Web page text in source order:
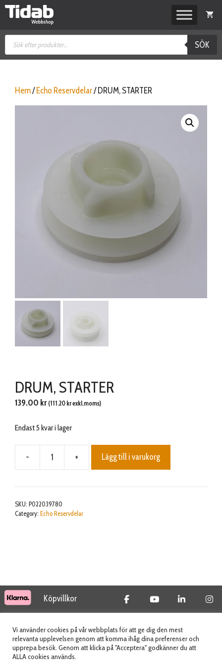
Hoppa
Produktsökning
SÖK
Hem/ Echo Reservdelar/ DRUM, STARTER
DRUM, STARTER
139.00 kr (111.20 krexkl.moms)
Endast 5 kvar i lager
-
DRUM,
mängd
+ Lägg till i varukorg
SKU: P022039780
Category: Echo Reservdelar
Köpvillkor
© 2026 Tidab AB - All Rights Reserved
Vi använder cookies på vår webbplats för att ge dig den mest
relevanta upplevelsen genom att komma ihåg dina preferenser och
upprepa besök. Genom att klicka på "Acceptera" godkänner du att
ALLA cookies används.